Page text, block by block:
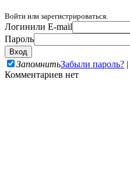
Войти или зарегистрироваться.
Логинили E-mail
Пароль
ЗапомнитьЗабыли пароль? |
Комментариев нет